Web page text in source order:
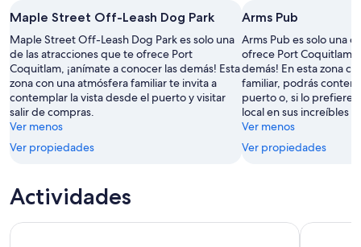
ago
7
ago
-
8
ago
de
semana,
7
ago
-
9
ago
el
próximo
fin
de
semana,
14
ago
-
16
Maple Street Off-Leash Dog Park
Maple Street Off-Leash Dog Park es solo una
de las atracciones que te ofrece Port
Coquitlam, ¡anímate a conocer las demás! Esta
zona con una atmósfera familiar te invita a
contemplar la vista desde el puerto y visitar
salir de compras.
Ver menos
Ver propiedades
Arms Pub
Arms Pub es solo una
ofrece Port Coquitlam,
demás! En esta zona
familiar, podrás
puerto o, si lo
local en sus increíbles
Ver menos
Ver propiedades
Actividades
Excursión de 1 día a Victoria desde Vancouver